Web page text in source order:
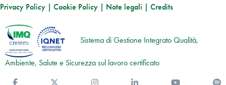
Privacy Policy | Cookie Policy | Note legali | Credits
Sistema di Gestione Integrato Qualità,
Ambiente, Salute e Sicurezza sul lavoro certificato
You Tube